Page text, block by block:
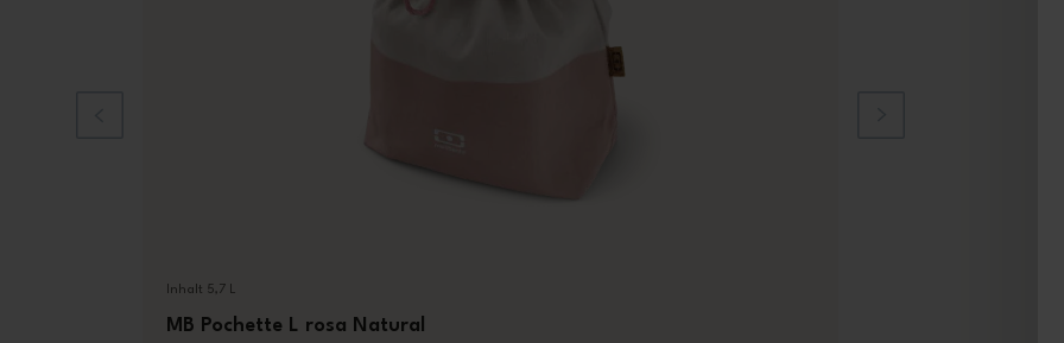
Inhalt 5,7 L
MB Pochette L rosa Natural